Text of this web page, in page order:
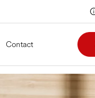
Contact